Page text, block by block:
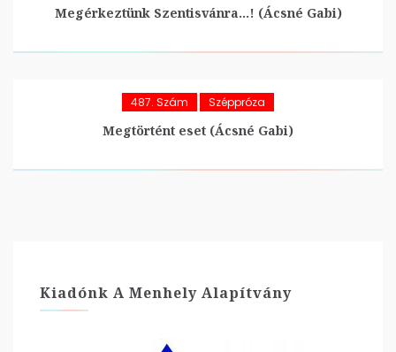
Megérkeztünk Szentisvánra…! (Ácsné Gabi)
487. Szám Széppróza
Megtörtént eset (Ácsné Gabi)
Kiadónk A Menhely Alapítvány